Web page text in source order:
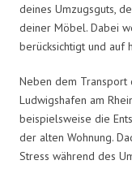
deines Umzugsguts,
deiner Möbel. Dabei
berücksichtigt und auf
Neben dem
Ludwigshafen am
beispielsweise die
der alten Wohnung.
Stress während des